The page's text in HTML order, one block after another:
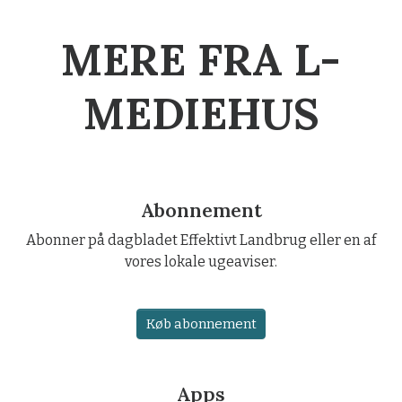
MERE FRA L-
MEDIEHUS
Abonnement
Abonner på dagbladet Effektivt Landbrug eller en af
vores lokale ugeaviser.
Køb abonnement
Apps